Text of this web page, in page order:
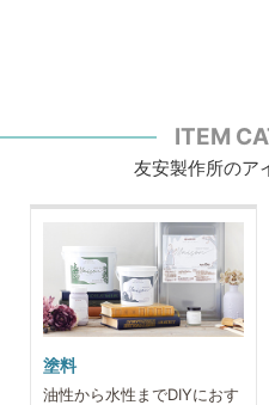
ITEM
友安製作所のア
塗料
油性から水性までDIYにおす